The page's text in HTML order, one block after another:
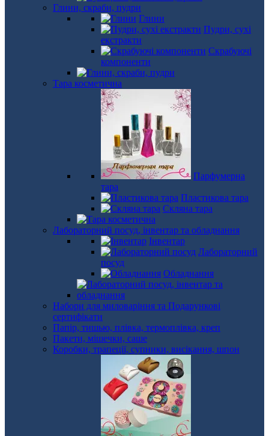
Глини, скраби, пудри
Глини
Пудри, сухі
екстракти
Скрабуючі
компоненти
Тара косметична
Парфумерна
тара
Пластикова тара
Скляна тара
Лабораторний посуд, інвентар та обладнання
Інвентар
Лабораторний
посуд
Обладнання
Набори для миловаріння та Подарункові
сертифікати
Папір, тишью, плівка, термоплівка, креп
Пакети, мішечки, саше
Коробки, трапеції, супники, висікання, шпон